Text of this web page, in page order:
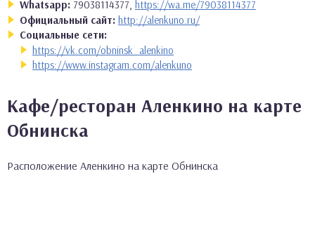
Whatsapp: 79038114377, https://wa.me/79038114377
Официальный сайт: http://alenkuno.ru/
Социальные сети:
https://vk.com/obninsk_alenkino
https://www.instagram.com/alenkuno
Кафе/ресторан Аленкино на карте
Обнинска
Расположение Аленкино на карте Обнинска